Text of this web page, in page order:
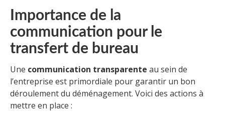
Importance de la
communication pour le
transfert de bureau
Une communication transparente au sein de
l’entreprise est primordiale pour garantir un bon
déroulement du déménagement. Voici des actions à
mettre en place :